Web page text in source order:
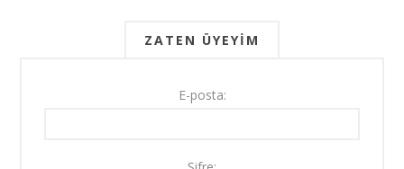
ZATEN ÜYEYIM
E-posta: